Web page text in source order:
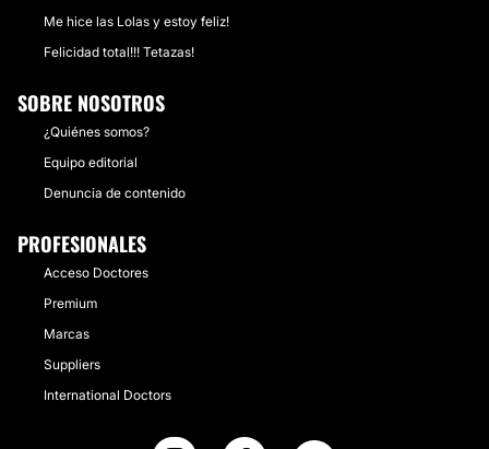
Me hice las Lolas y estoy feliz!
Felicidad total!!! Tetazas!
SOBRE NOSOTROS
¿Quiénes somos?
Equipo editorial
Denuncia de contenido
PROFESIONALES
Acceso Doctores
Premium
Marcas
Suppliers
International Doctors